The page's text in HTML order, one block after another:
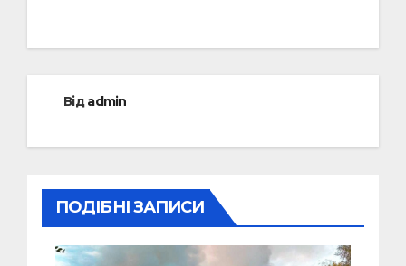
Відadmin
ПОДІБНІ ЗАПИСИ